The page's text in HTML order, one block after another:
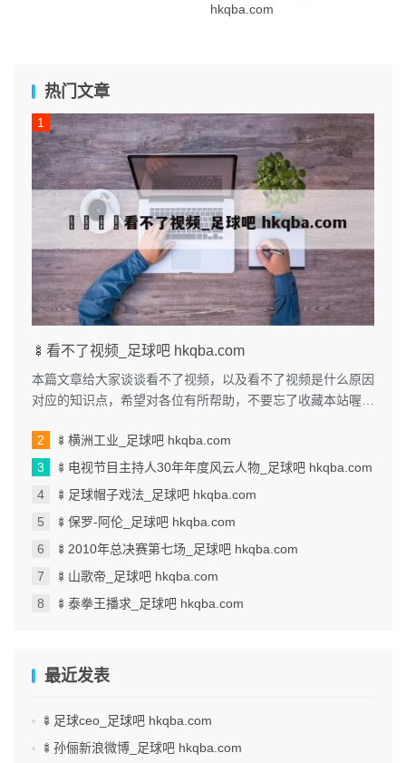
hkqba.com
热门文章
🍢看不了视频_足球吧 hkqba.com
本篇文章给大家谈谈看不了视频，以及看不了视频是什么原因
对应的知识点，希望对各位有所帮助，不要忘了收藏本站喔。
🍢横洲工业_足球吧 hkqba.com
🍢电视节目主持人30年年度风云人物_足球吧 hkqba.com
🍢足球帽子戏法_足球吧 hkqba.com
🍢保罗-阿伦_足球吧 hkqba.com
🍢2010年总决赛第七场_足球吧 hkqba.com
🍢山歌帝_足球吧 hkqba.com
🍢泰拳王播求_足球吧 hkqba.com
最近发表
🍢足球ceo_足球吧 hkqba.com
🍢孙俪新浪微博_足球吧 hkqba.com